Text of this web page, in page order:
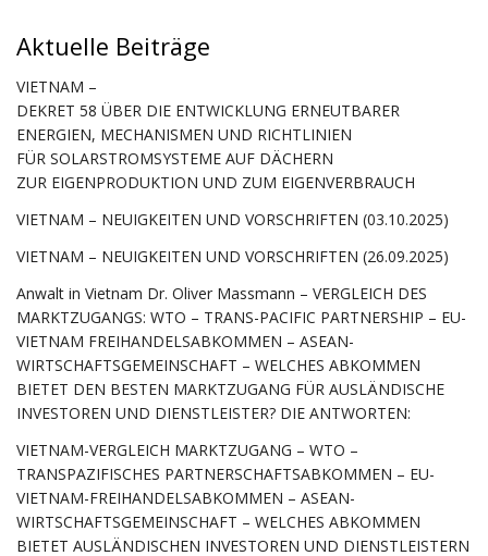
Aktuelle Beiträge
VIETNAM –
DEKRET 58 ÜBER DIE ENTWICKLUNG ERNEUTBARER
ENERGIEN, MECHANISMEN UND RICHTLINIEN
FÜR SOLARSTROMSYSTEME AUF DÄCHERN
ZUR EIGENPRODUKTION UND ZUM EIGENVERBRAUCH
VIETNAM – NEUIGKEITEN UND VORSCHRIFTEN (03.10.2025)
VIETNAM – NEUIGKEITEN UND VORSCHRIFTEN (26.09.2025)
Anwalt in Vietnam Dr. Oliver Massmann – VERGLEICH DES
MARKTZUGANGS: WTO – TRANS-PACIFIC PARTNERSHIP – EU-
VIETNAM FREIHANDELSABKOMMEN – ASEAN-
WIRTSCHAFTSGEMEINSCHAFT – WELCHES ABKOMMEN
BIETET DEN BESTEN MARKTZUGANG FÜR AUSLÄNDISCHE
INVESTOREN UND DIENSTLEISTER? DIE ANTWORTEN:
VIETNAM-VERGLEICH MARKTZUGANG – WTO –
TRANSPAZIFISCHES PARTNERSCHAFTSABKOMMEN – EU-
VIETNAM-FREIHANDELSABKOMMEN – ASEAN-
WIRTSCHAFTSGEMEINSCHAFT – WELCHES ABKOMMEN
BIETET AUSLÄNDISCHEN INVESTOREN UND DIENSTLEISTERN